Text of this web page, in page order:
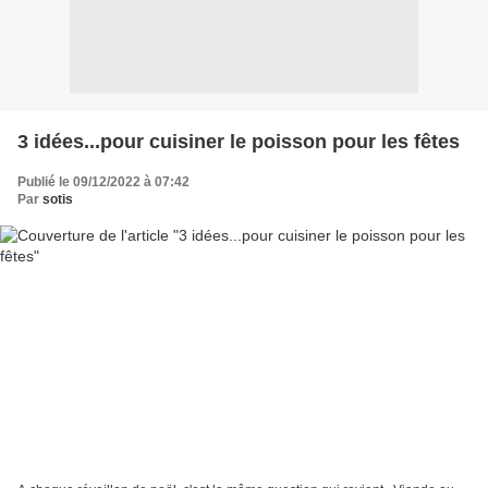
3 idées...pour cuisiner le poisson pour les fêtes
Publié le 09/12/2022 à 07:42
Par sotis